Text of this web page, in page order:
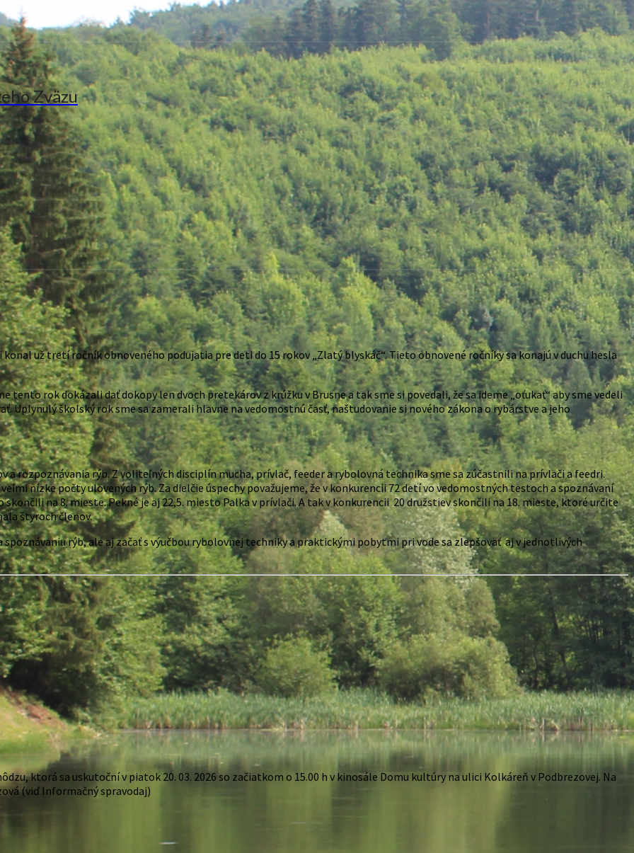
Zväzu
konal už tretí ročník obnoveného podujatia pre deti do 15 rokov „Zlatý blyskáč“. Tieto obnovené ročníky sa konajú v duchu hesla
tento rok dokázali dať dokopy len dvoch pretekárov z krúžku v Brusne a tak sme si povedali, že sa ideme „oťukať“ aby sme vedeli
Uplynulý školský rok sme sa zamerali hlavne na vedomostnú časť, naštudovanie si nového zákona o rybárstve a jeho
rozpoznávania rýb. Z voliteľných disciplín mucha, prívlač, feeder a rybolovná technika sme sa zúčastnili na prívlači a feedri.
nízke počty ulovených rýb. Za dielčie úspechy považujeme, že v konkurencii 72 detí vo vedomostných testoch a spoznávaní
na 8. mieste. Pekné je aj 22,5. miesto Palka v prívlači. A tak v konkurencii 20 družstiev skončili na 18. mieste, ktoré určite
štyroch členov.
rýb, ale aj začať s výučbou rybolovnej techniky a praktickými pobytmi pri vode sa zlepšovať aj v jednotlivých
ktorá sa uskutoční v piatok 20. 03. 2026 so začiatkom o 15.00 h v kinosále Domu kultúry na ulici Kolkáreň v Podbrezovej. Na
(viď Informačný spravodaj)